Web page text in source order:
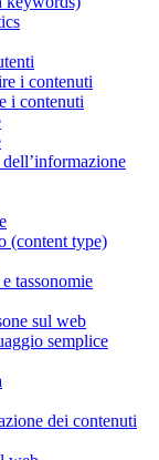
i contenuti
i contenuti
(content type)
tassonomie
sul web
semplice
dei contenuti